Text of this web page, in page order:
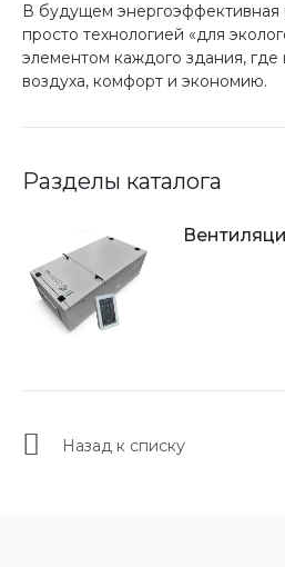
В будущем энергоэффективная
просто технологией «для
элементом каждого здания, где
воздуха, комфорт и экономию.
Разделы каталога
Назад к списку